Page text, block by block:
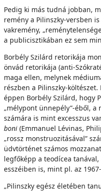
Pedig ki más tudná jobban,
remény a Pilinszky-versben
vakremény,
a publicisztikában ez sem
Borbély Szilárd retorikája
önvád retorikája (anti-
maga ellen, melynek
részben a Pilinszky-
éppen Borbély Szilárd, hogy
„mélypont ünnepély”-éből, a
számára is mint excesszus
boni (Emmanuel Lévinas,
„rossz monstruozitásával”
üdvtörténet számos
legfőképp a teodícea
esszéiben is, mint pl. az
„Pilinszky egész életében